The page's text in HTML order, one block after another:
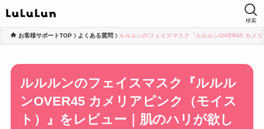
検索
お客様サポートTOP よくある質問 ルルルンのフェイスマスク『ルルルンOVER45 カメ
ルルルンのフェイスマスク『ルルル
ンOVER45 カメリアピンク（モイス
ト）』をレビュー｜肌のハリが欲し